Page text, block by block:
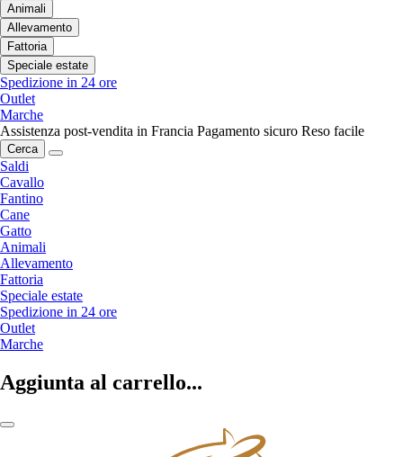
Animali
Allevamento
Fattoria
Speciale estate
Spedizione in 24 ore
Outlet
Marche
Assistenza post-vendita in Francia Pagamento sicuro Reso facile
Cerca
Saldi
Cavallo
Fantino
Cane
Gatto
Animali
Allevamento
Fattoria
Speciale estate
Spedizione in 24 ore
Outlet
Marche
Aggiunta al carrello...